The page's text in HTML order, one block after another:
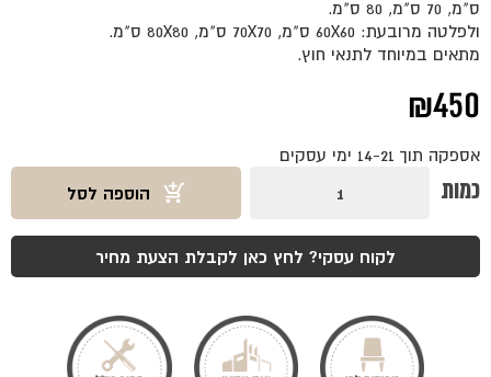
ס"מ, 70 ס"מ, 80 ס"מ.
ולפלטה מרובעת: 60X60 ס"מ, 70X70 ס"מ, 80X80 ס"מ.
מתאים במיוחד לתנאי חוץ.
₪450
אספקה תוך 14-21 ימי עסקים
כמות
רוקט
הוספה לסל
לקוח עסקי? לחץ כאן לקבלת הצעת מחיר